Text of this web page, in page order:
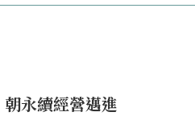
永續經營邁進